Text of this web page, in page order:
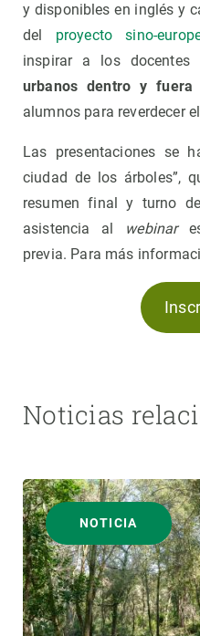
y disponibles en inglés y
del proyecto sino-
inspirar a los docentes
urbanos dentro y fuera
alumnos para reverdecer
Las presentaciones se
ciudad de los árboles”,
resumen final y turno
asistencia al webinares
previa. Para más
Noticias
NOTICIA